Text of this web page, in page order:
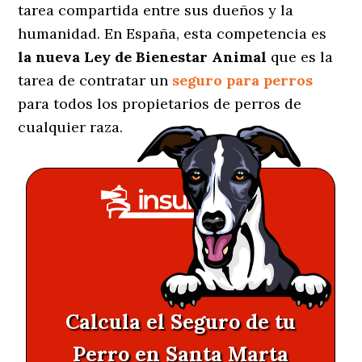
tarea compartida entre sus dueños y la
humanidad. En España, esta competencia es
la nueva Ley de Bienestar Animal que es la
tarea de contratar un seguro para perros
para todos los propietarios de perros de
cualquier raza.
Calcula el Seguro de tu
Perro en Santa Marta